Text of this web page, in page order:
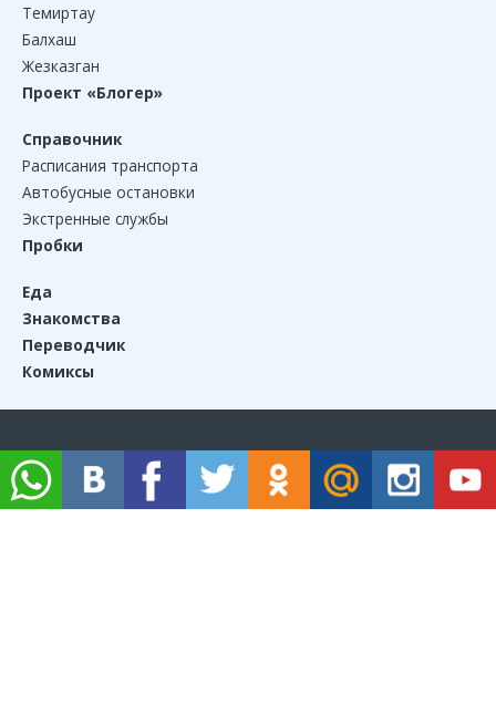
Темиртау
Балхаш
Жезказган
Проект «Блогер»
Справочник
Расписания транспорта
Автобусные остановки
Экстренные службы
Пробки
Еда
Знакомства
Переводчик
Комиксы